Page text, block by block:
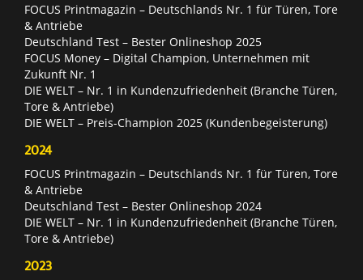
FOCUS Printmagazin – Deutschlands Nr. 1 für Türen, Tore
& Antriebe
Deutschland Test – Bester Onlineshop 2025
FOCUS Money – Digital Champion, Unternehmen mit
Zukunft Nr. 1
DIE WELT – Nr. 1 in Kundenzufriedenheit (Branche Türen,
Tore & Antriebe)
DIE WELT – Preis-Champion 2025 (Kundenbegeisterung)
2024
FOCUS Printmagazin – Deutschlands Nr. 1 für Türen, Tore
& Antriebe
Deutschland Test – Bester Onlineshop 2024
DIE WELT – Nr. 1 in Kundenzufriedenheit (Branche Türen,
Tore & Antriebe)
2023